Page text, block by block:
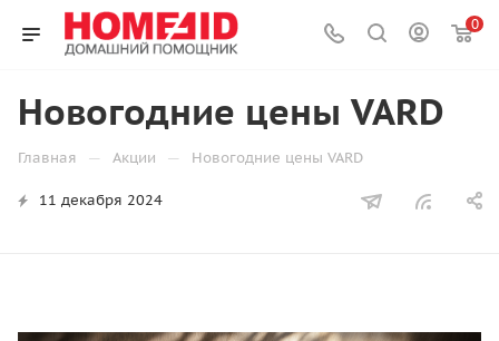
0
Новогодние цены VARD
Главная — Акции — Новогодние цены VARD
11 декабря 2024